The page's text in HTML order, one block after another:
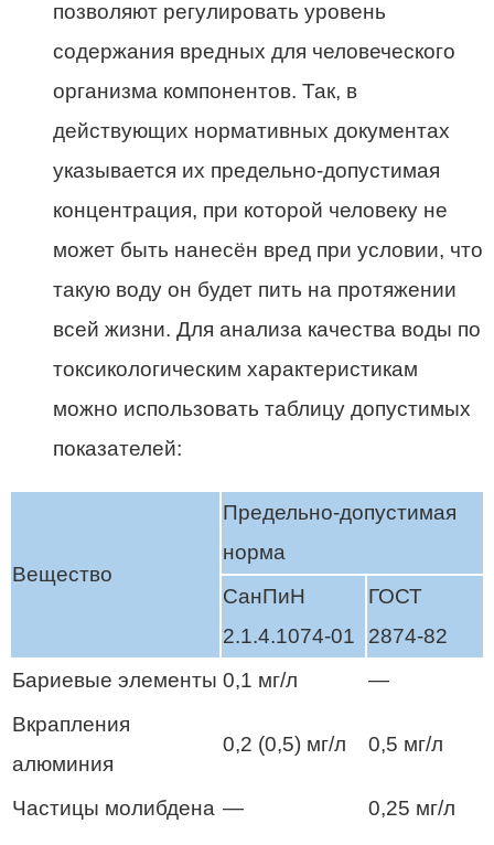
позволяют регулировать уровень
содержания вредных для человеческого
организма компонентов. Так, в
действующих нормативных документах
указывается их предельно-допустимая
концентрация, при которой человеку не
может быть нанесён вред при условии, что
такую воду он будет пить на протяжении
всей жизни. Для анализа качества воды по
токсикологическим характеристикам
можно использовать таблицу допустимых
показателей:
Вещество
Предельно-допустимая
норма
СанПиН
2.1.4.1074-01
ГОСТ
2874-82
Бариевые элементы 0,1 мг/л
—
Вкрапления
алюминия
0,2 (0,5) мг/л 0,5 мг/л
Частицы молибдена —
0,25 мг/л